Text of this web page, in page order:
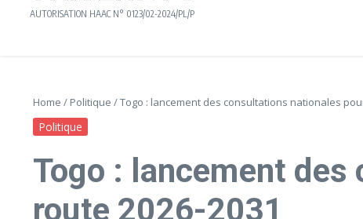
AUTORISATION HAAC N° 0123/02-2024/PL/P
Home / Politique /Togo : lancement des consultations nationales
Politique
Togo : lancement
route 2026-2031